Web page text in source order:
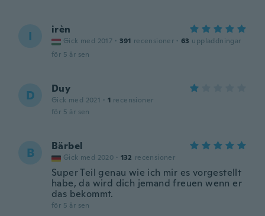
I irèn
Gick med 2017 · 391 recensioner · 63 uppladdningar
för 5 år sen
D Duy
Gick med 2021 · 1 recensioner
för 5 år sen
B Bärbel
Gick med 2020 · 132 recensioner
Super Teil genau wie ich mir es vorgestellt
habe, da wird dich jemand freuen wenn er
das bekommt.
för 5 år sen